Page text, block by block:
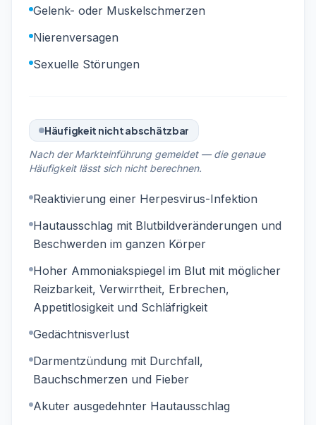
Gelenk- oder Muskelschmerzen
Nierenversagen
Sexuelle Störungen
Häufigkeit nicht abschätzbar
Nach der Markteinführung gemeldet — die genaue
Häufigkeit lässt sich nicht berechnen.
Reaktivierung einer Herpesvirus-Infektion
Hautausschlag mit Blutbildveränderungen und
Beschwerden im ganzen Körper
Hoher Ammoniakspiegel im Blut mit möglicher
Reizbarkeit, Verwirrtheit, Erbrechen,
Appetitlosigkeit und Schläfrigkeit
Gedächtnisverlust
Darmentzündung mit Durchfall,
Bauchschmerzen und Fieber
Akuter ausgedehnter Hautausschlag